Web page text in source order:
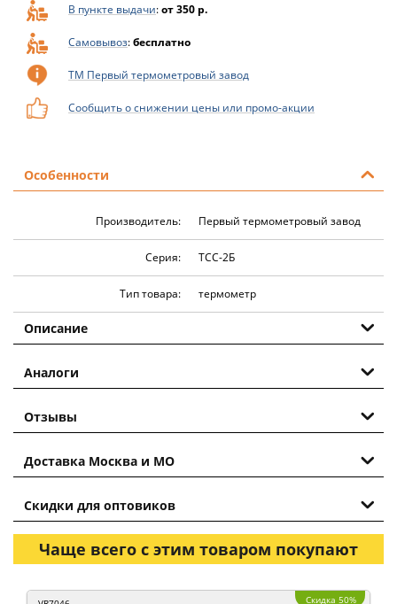
В пункте выдачи:от 350 р.
Самовывоз:бесплатно
ТМ Первый термометровый завод
Сообщить о снижении цены или промо-акции
Особенности
Производитель: Первый термометровый завод
Серия: ТСС-2Б
Тип товара: термометр
Описание
Аналоги
Отзывы
Доставка Москва и МО
Скидки для оптовиков
Чаще всего с этим товаром покупают
Скидка 50%